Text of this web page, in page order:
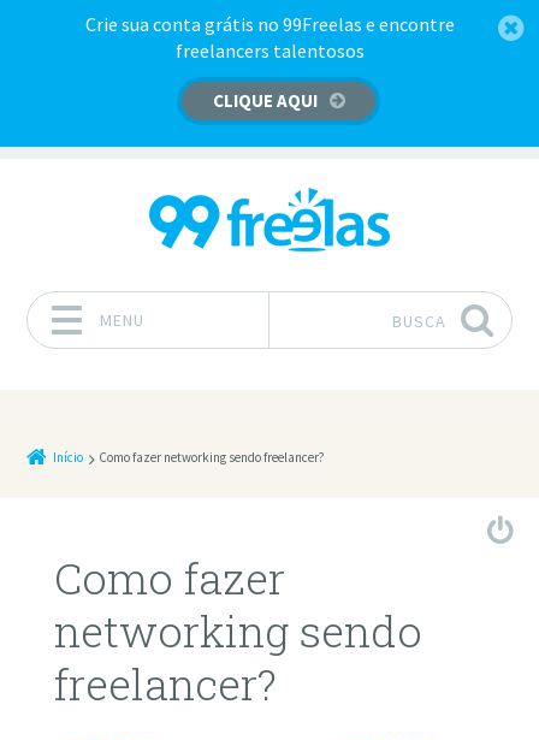
Crie sua conta grátis no 99Freelas e encontre
freelancers talentosos
CLIQUE AQUI
MENU BUSCA
Início Como fazer networking sendo freelancer?
Como fazer
networking sendo
freelancer?